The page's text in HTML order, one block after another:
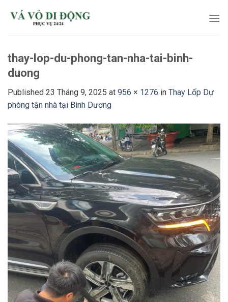
thay-lop-du-phong-tan-nha-tai-binh-
duong
Published 23 Tháng 9, 2025 at 956 × 1276 in Thay Lốp Dự
phòng tận nhà tại Bình Dương